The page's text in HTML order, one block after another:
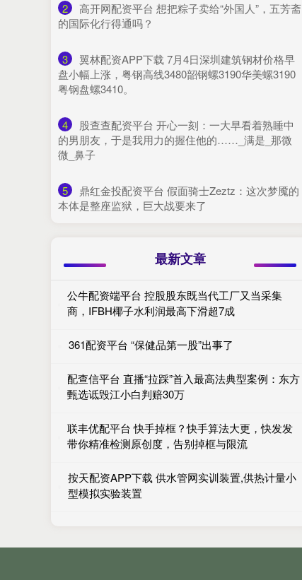
2
​高开网配资平台 想把粽子卖给“外国人”，五芳斋
的国际化行得通吗？
3
​翼林配资APP下载 7月4日深圳建筑钢材价格早
盘小幅上涨，粤钢高线3480韶钢螺3190华美螺3190
粤钢盘螺3410。
4
​股查查配资平台 开心一刻：一大早看着熟睡中
的男朋友，于是我用力的握住他的……_满是_那微
微_鼻子
5
​鼎红金投配资平台 假面骑士Zeztz：这次梦魇的
本体是整座监狱，巨大战要来了
最新文章
公牛配资端平台 控股股东既当代工厂又当采集
商，IFBH椰子水利润最高下滑超7成
361配资平台 “保健品第一股”出事了
配查信平台 直播“拉踩”首入最高法典型案例：东方
甄选诋毁江小白判赔30万
联丰优配平台 快手掉框？快手算法大更，快发发
带你精准检测原创度，告别掉框与限流
按天配资APP下载 供水管网实训装置,供热计量小
型模拟实验装置